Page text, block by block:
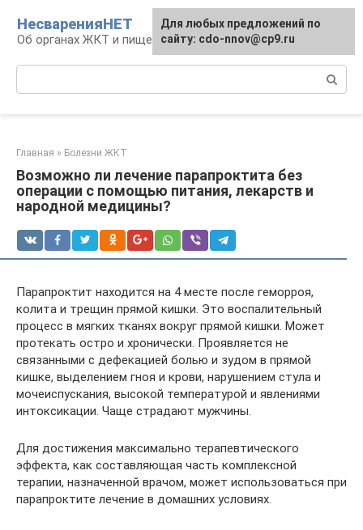
контенту
НесваренияНЕТ
Об органах ЖКТ и пищеварении
Главная » Болезни ЖКТ
Возможно ли лечение парапроктита без
операции с помощью питания, лекарств и
народной медицины?
Парапроктит находится на 4 месте после геморроя,
колита и трещин прямой кишки. Это воспалительный
процесс в мягких тканях вокруг прямой кишки. Может
протекать остро и хронически. Проявляется не
связанными с дефекацией болью и зудом в прямой
кишке, выделением гноя и крови, нарушением стула и
мочеиспускания, высокой температурой и явлениями
интоксикации. Чаще страдают мужчины.
Для достижения максимально терапевтического
эффекта, как составляющая часть комплексной
терапии, назначенной врачом, может использоваться при
парапроктите лечение в домашних условиях.
Для любых предложений по
сайту: cdo-nnov@cp9.ru